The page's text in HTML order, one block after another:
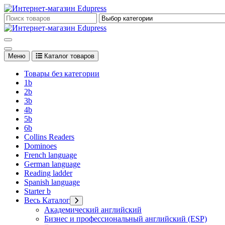
Перейти
к
содержимому
Edupress Uzbekistan, Edupress Узбекистан, книги, учебники на
Меню Каталог товаров
Товары без категории
1b
2b
3b
4b
5b
6b
Collins Readers
Dominoes
French language
German language
Reading ladder
Spanish language
Starter b
Весь Каталог
Академический английский
Бизнес и профессиональный английский (ESP)